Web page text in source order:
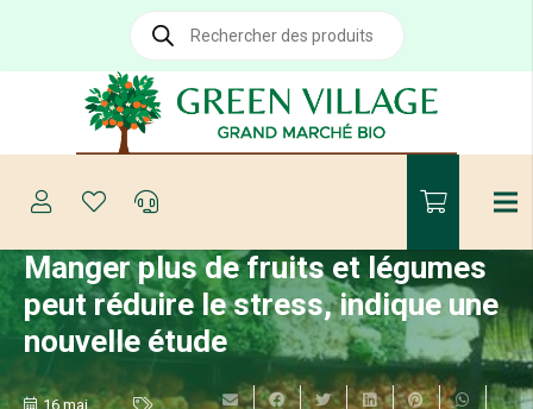
Recherche
produits
Manger plus de fruits et légumes
peut réduire le stress, indique une
nouvelle étude
16 mai